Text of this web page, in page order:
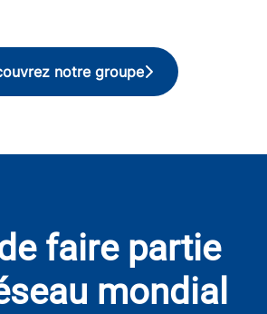
notre groupe
faire partie
mondial